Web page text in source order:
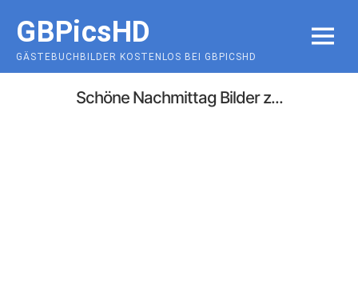
content
GBPicsHD
GÄSTEBUCHBILDER KOSTENLOS BEI GBPICSHD
MENU
Schöne Nachmittag Bilder z...